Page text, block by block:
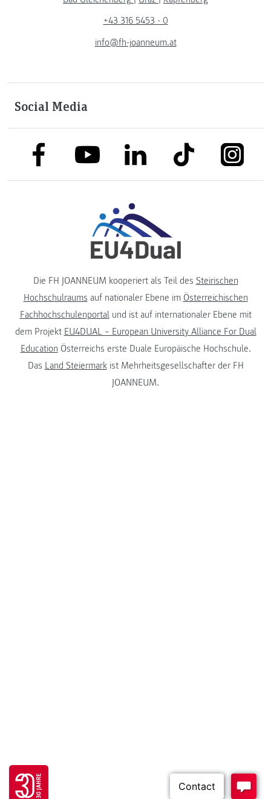
Go to 30 years FH JOANNEUM page
+43 316 5453 - 0
info@fh-joanneum.at
Social Media
link to facebooklink to youtubelink to linkedinlink to tiktok link to
Die FH JOANNEUM kooperiert als Teil des Steirischen
Hochschulraums auf nationaler Ebene im Österreichischen
Fachhochschulenportalund ist auf internationaler Ebene mit
dem Projekt EU4DUAL – European University Alliance For Dual
Education Österreichs erste Duale Europäische Hochschule.
Das Land Steiermarkist Mehrheitsgesellschafter der FH
JOANNEUM.